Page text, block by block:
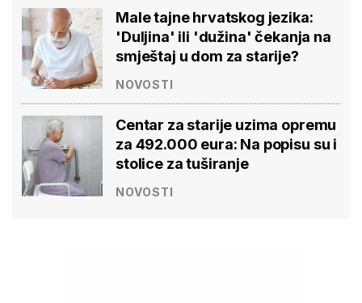
Male tajne hrvatskog jezika:
'Duljina' ili 'dužina' čekanja na
smještaj u dom za starije?
NOVOSTI
Centar za starije uzima opremu
za 492.000 eura: Na popisu su i
stolice za tuširanje
NOVOSTI